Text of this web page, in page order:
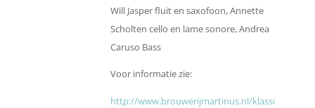
Will Jasper fluit en saxofoon, Annette
Scholten cello en lame sonore, Andrea
Caruso Bass
Voor informatie zie:
http://www.brouwerijmartinus.nl/klassi